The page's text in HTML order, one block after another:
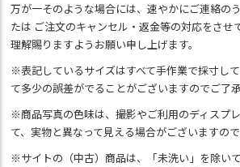
万が一そのような場合には、速やかにご連絡の
たは ご注文のキャンセル・返金等の対応をさせ
理解賜りますようお願い申し上げます。
※表記しているサイズはすべて手作業で採寸し
て多少の誤差がでることがございますのでご了承
※商品写真の色味は、撮影やご利用のディスプ
て、実物と異なって見える場合がございますので
※サイトの（中古）商品は、「未洗い」を除い